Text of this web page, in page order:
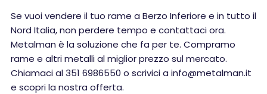
Se vuoi vendere il tuo rame a Berzo Inferiore e in tutto il
Nord Italia, non perdere tempo e contattaci ora.
Metalman è la soluzione che fa per te. Compramo
rame e altri metalli al miglior prezzo sul mercato.
Chiamaci al 351 6986550 o scrivici a info@metalman.it
e scopri la nostra offerta.